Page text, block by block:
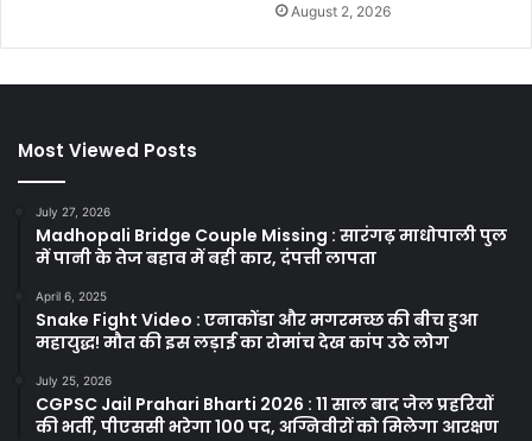
August 2, 2026
Most Viewed Posts
July 27, 2026
Madhopali Bridge Couple Missing : सारंगढ़ माधोपाली पुल
में पानी के तेज बहाव में बही कार, दंपत्ती लापता
April 6, 2025
Snake Fight Video : एनाकोंडा और मगरमच्छ की बीच हुआ
महायुद्ध! मौत की इस लड़ाई का रोमांच देख कांप उठे लोग
July 25, 2026
CGPSC Jail Prahari Bharti 2026 : 11 साल बाद जेल प्रहरियों
की भर्ती, पीएससी भरेगा 100 पद, अग्निवीरों को मिलेगा आरक्षण